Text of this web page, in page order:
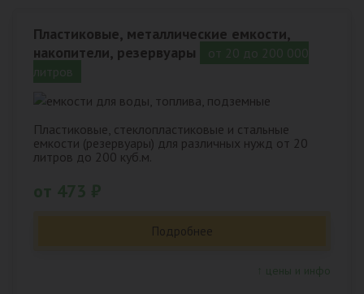
Пластиковые, металлические емкости,
накопители, резервуары
Пластиковые, стеклопластиковые и стальные
емкости (резервуары) для различных нужд от 20
литров до 200 куб.м.
Подробнее